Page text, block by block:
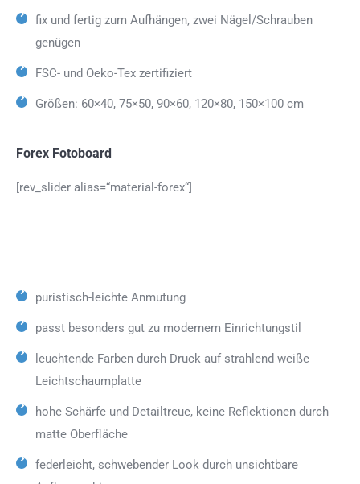
fix und fertig zum Aufhängen, zwei Nägel/Schrauben
genügen
FSC- und Oeko-Tex zertifiziert
Größen: 60×40, 75×50, 90×60, 120×80, 150×100 cm
Forex Fotoboard
[rev_slider alias=“material-forex“]
puristisch-leichte Anmutung
passt besonders gut zu modernem Einrichtungstil
leuchtende Farben durch Druck auf strahlend weiße
Leichtschaumplatte
hohe Schärfe und Detailtreue, keine Reflektionen durch
matte Oberfläche
federleicht, schwebender Look durch unsichtbare